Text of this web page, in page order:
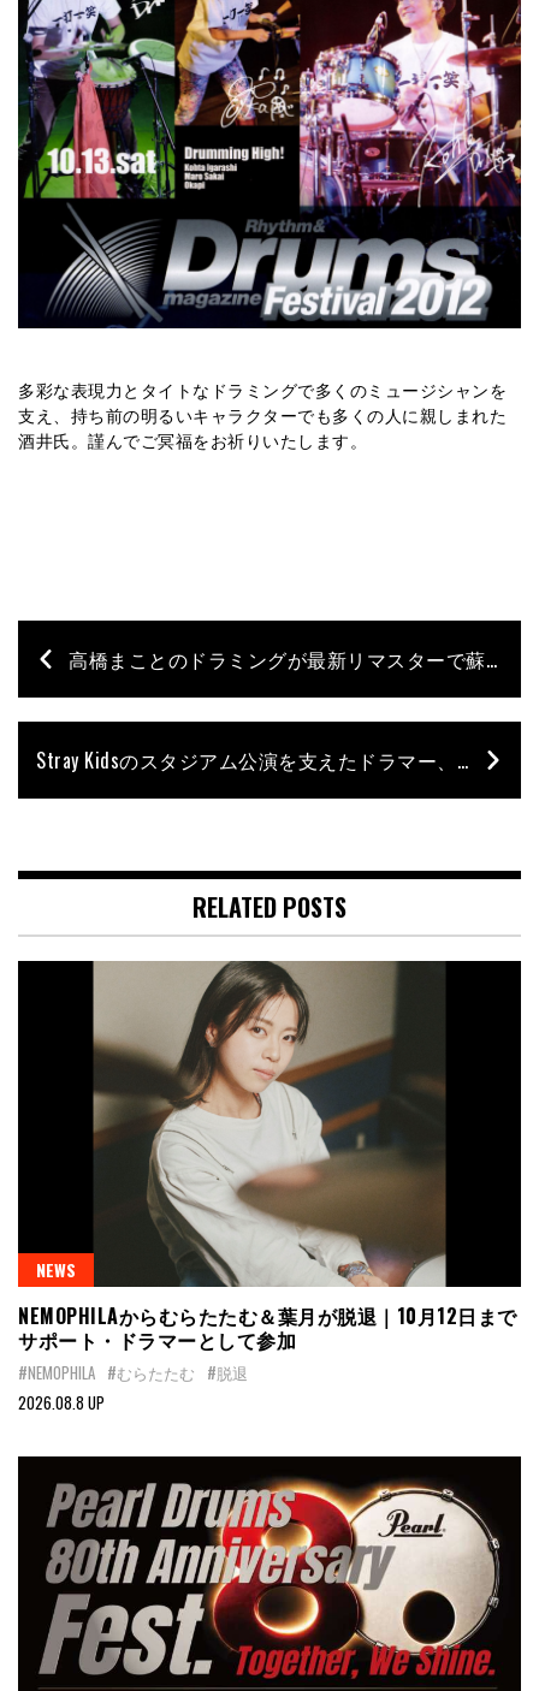
多彩な表現力とタイトなドラミングで多くのミュージシャンを
支え、持ち前の明るいキャラクターでも多くの人に親しまれた
酒井氏。謹んでご冥福をお祈りいたします。
高橋まことのドラミングが最新リマスターで蘇る｜BOØWY伝説の日本武道館ライヴ盤『”GIGS” JUST A HERO TOUR 1986』が再発
Stray Kidsのスタジアム公演を支えたドラマー、ジャマル・ムーアとは？｜アリアナ・グランデのツアーも手がける凄腕のキャリアに迫る
RELATED POSTS
NEWS
NEMOPHILAからむらたたむ＆葉月が脱退｜10月12日まで
サポート・ドラマーとして参加
#NEMOPHILA #むらたたむ #脱退
2026.08.8 UP